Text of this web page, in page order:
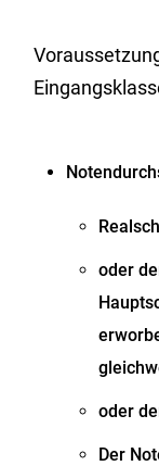
oder
oder
Der